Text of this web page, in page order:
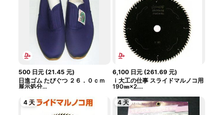
500 日元(21.45 元)
日進ゴム たびぐつ ２６．０ｃｍ
展示処分...
6,100 日元 (261.69 元)
ｉ大工の仕事 スライドマルノコ用
190㎜×2....
4 天 4 天